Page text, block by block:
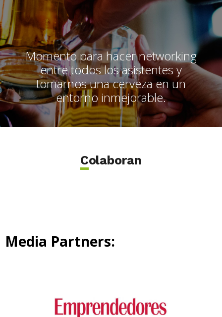
Momento para hacer networking
entre todos los asistentes y
tomarnos una cerveza en un
entorno inmejorable.
Colaboran
Media Partners: